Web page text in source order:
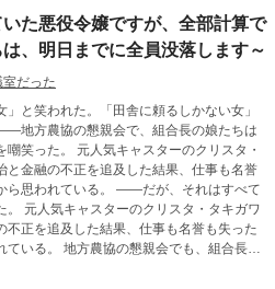
た悪役令嬢ですが、全部計算で
、明日までに全員没落します～
だった
」と笑われた。「田舎に頼るしかない女」
地方農協の懇親会で、組合長の娘たちは
ャスターのクリスタ・
と金融の不正を追及した結果、仕事も名誉
いる。 ――だが、それはすべて
キガワ
不正を追及した結果、仕事も名誉も失った
親会でも、組合長の
落ちこぼれ」 「田